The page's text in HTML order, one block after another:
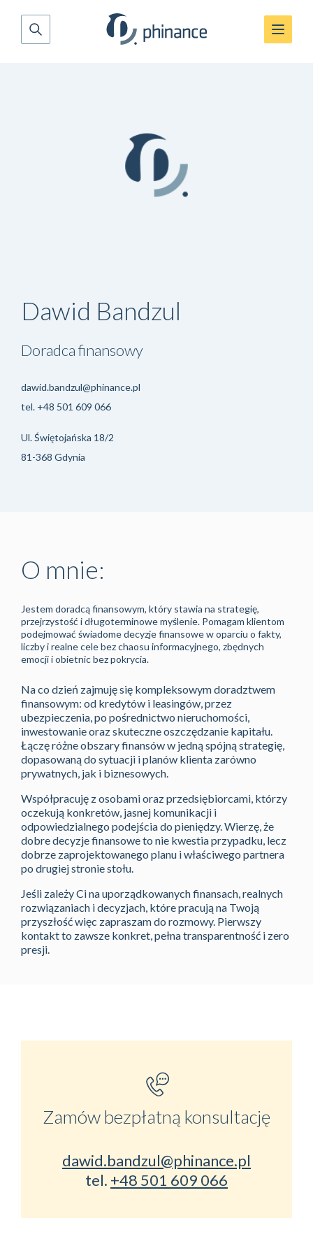
Dawid Bandzul
Doradca finansowy
dawid.bandzul@phinance.pl
tel. +48 501 609 066
Ul. Świętojańska 18/2
81-368 Gdynia
O mnie:
Jestem doradcą finansowym, który stawia na strategię,
przejrzystość i długoterminowe myślenie. Pomagam klientom
podejmować świadome decyzje finansowe w oparciu o fakty,
liczby i realne cele bez chaosu informacyjnego, zbędnych
emocji i obietnic bez pokrycia.
Na co dzień zajmuję się kompleksowym doradztwem
finansowym: od kredytów i leasingów, przez
ubezpieczenia, po pośrednictwo nieruchomości,
inwestowanie oraz skuteczne oszczędzanie kapitału.
Łączę różne obszary finansów w jedną spójną strategię,
dopasowaną do sytuacji i planów klienta zarówno
prywatnych, jak i biznesowych.
Współpracuję z osobami oraz przedsiębiorcami, którzy
oczekują konkretów, jasnej komunikacji i
odpowiedzialnego podejścia do pieniędzy. Wierzę, że
dobre decyzje finansowe to nie kwestia przypadku, lecz
dobrze zaprojektowanego planu i właściwego partnera
po drugiej stronie stołu.
Jeśli zależy Ci na uporządkowanych finansach, realnych
rozwiązaniach i decyzjach, które pracują na Twoją
przyszłość więc zapraszam do rozmowy. Pierwszy
kontakt to zawsze konkret, pełna transparentność i zero
presji.
Zamów bezpłatną konsultację
dawid.bandzul@phinance.pl
tel. +48 501 609 066